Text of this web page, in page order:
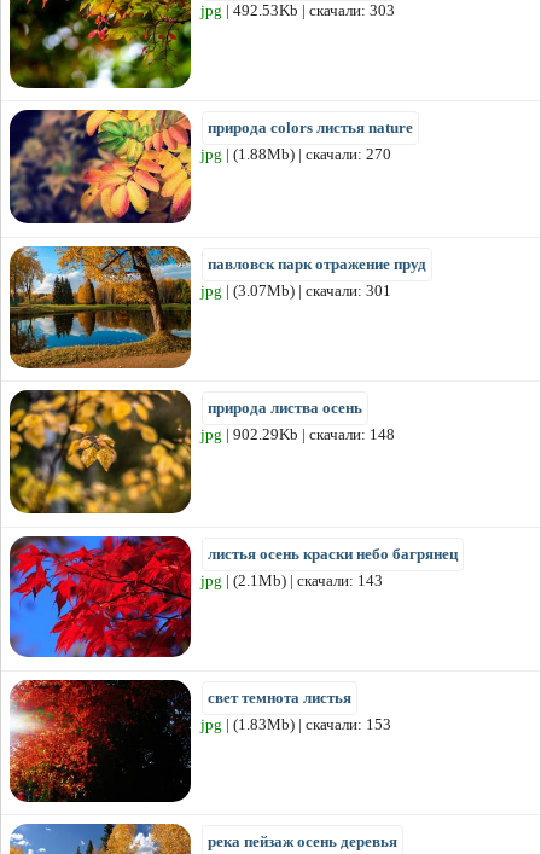
jpg | 492.53Kb | скачали: 303
природа colors листья nature
jpg | (1.88Mb) | скачали: 270
павловск парк отражение пруд
jpg | (3.07Mb) | скачали: 301
природа листва осень
jpg | 902.29Kb | скачали: 148
листья осень краски небо багрянец
jpg | (2.1Mb) | скачали: 143
свет темнота листья
jpg | (1.83Mb) | скачали: 153
река пейзаж осень деревья